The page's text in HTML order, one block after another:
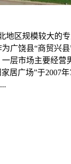
区规模较大的
广饶县“商贸
层市场主要经
广场”于2007